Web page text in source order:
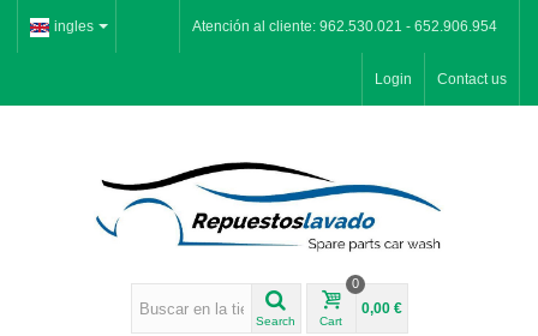
Atención al cliente: 962.530.021 - 652.906.954
ingles
Contact us
Login
Search Cart
0
0,00 €